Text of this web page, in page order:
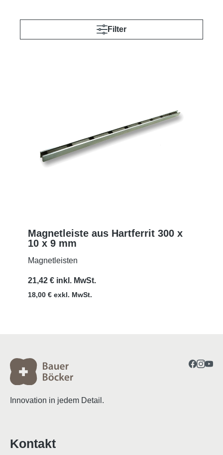
Filter
Magnetleiste aus Hartferrit 300 x
10 x 9 mm
Magnetleisten
21,42 € inkl. MwSt.
18,00 € exkl. MwSt.
Innovation in jedem Detail.
Kontakt